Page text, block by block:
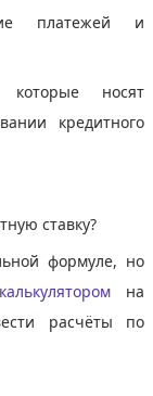
платежей и
которые носят
кредитного
ставку?
формуле, но
на
расчёты по